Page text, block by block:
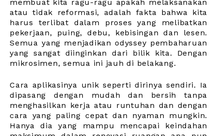
membuat kita ragu-ragu apakah melaksanakan
atau tidak reformasi, adalah fakta bahwa kita
harus terlibat dalam proses yang melibatkan
pekerjaan, puing, debu, kebisingan dan lesen.
Semua yang menjadikan odyssey pembaharuan
yang sangat diinginkan dari bilik kita. Dengan
mikrosimen, semua ini jauh di belakang.
Cara aplikasinya unik seperti dirinya sendiri. Ia
dipasang dengan mudah dan bersih tanpa
menghasilkan kerja atau runtuhan dan dengan
cara yang paling cepat dan nyaman mungkin.
Hanya dia yang mampu mencapai keindahan